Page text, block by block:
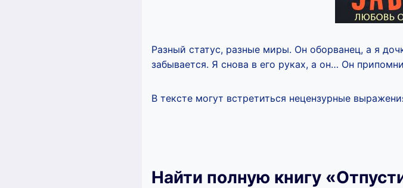
Разный статус, разные миры. Он оборванец, а я
забывается. Я снова в его руках, а он… Он
В тексте могут встретиться нецензурные
Найти полную книгу